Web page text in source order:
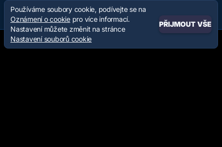
Používáme soubory cookie, podívejte se na
Oznámení o cookiepro více informací.
Nastavení můžete změnit na stránce
Nastavení souborů cookie
PŘIJMOUT VŠE